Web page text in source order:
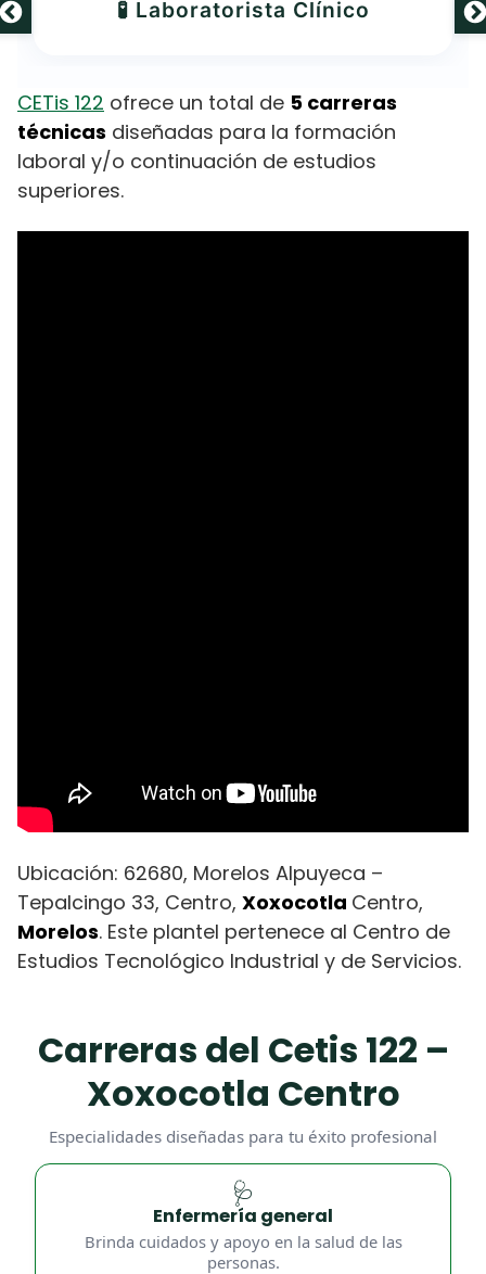
🧪 Laboratorista Clínico
CETis 122 ofrece un total de 5 carreras
técnicas diseñadas para la formación
laboral y/o continuación de estudios
superiores.
Ubicación: 62680, Morelos Alpuyeca –
Tepalcingo 33, Centro, Xoxocotla Centro,
Morelos. Este plantel pertenece al Centro de
Estudios Tecnológico Industrial y de Servicios.
Carreras del Cetis 122 –
Xoxocotla Centro
Especialidades diseñadas para tu éxito profesional
🩺
Enfermería general
Brinda cuidados y apoyo en la salud de las
personas.